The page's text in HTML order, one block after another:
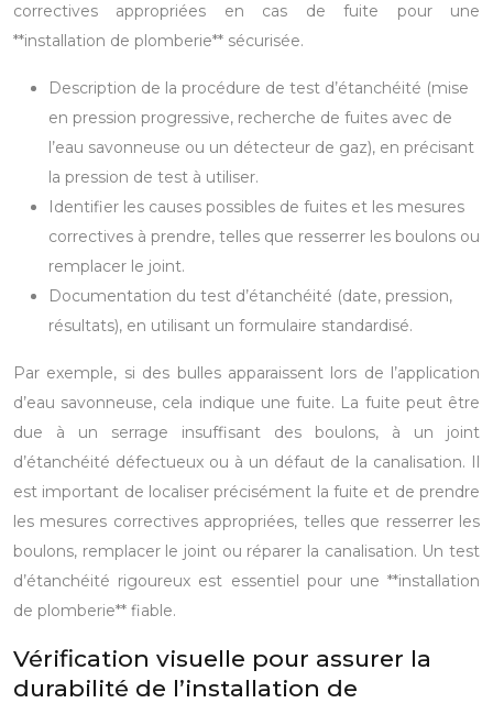
correctives appropriées en cas de fuite pour une
**installation de plomberie** sécurisée.
Description de la procédure de test d’étanchéité (mise
en pression progressive, recherche de fuites avec de
l’eau savonneuse ou un détecteur de gaz), en précisant
la pression de test à utiliser.
Identifier les causes possibles de fuites et les mesures
correctives à prendre, telles que resserrer les boulons ou
remplacer le joint.
Documentation du test d’étanchéité (date, pression,
résultats), en utilisant un formulaire standardisé.
Par exemple, si des bulles apparaissent lors de l’application
d’eau savonneuse, cela indique une fuite. La fuite peut être
due à un serrage insuffisant des boulons, à un joint
d’étanchéité défectueux ou à un défaut de la canalisation. Il
est important de localiser précisément la fuite et de prendre
les mesures correctives appropriées, telles que resserrer les
boulons, remplacer le joint ou réparer la canalisation. Un test
d’étanchéité rigoureux est essentiel pour une **installation
de plomberie** fiable.
Vérification visuelle pour assurer la
durabilité de l’installation de